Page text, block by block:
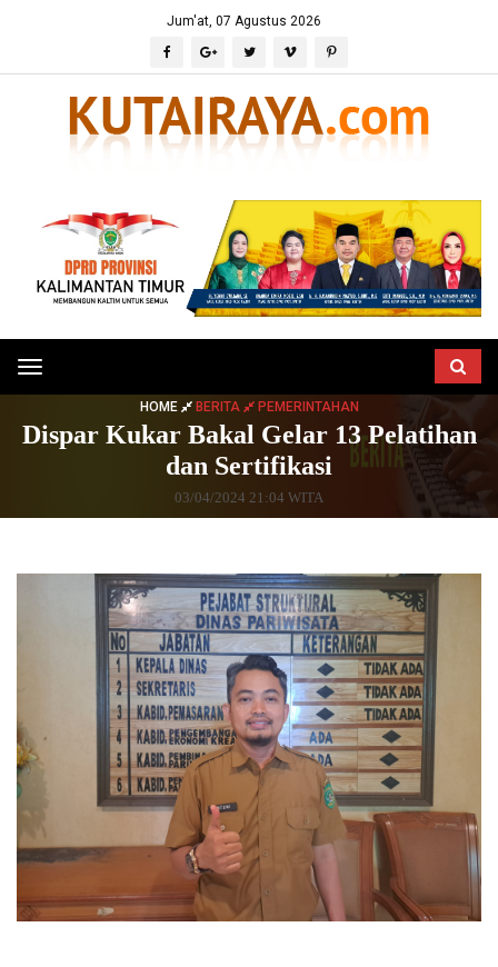
Jum'at, 07 Agustus 2026
Toggle
navigation
HOME BERITA PEMERINTAHAN
Dispar Kukar Bakal Gelar 13 Pelatihan
dan Sertifikasi
03/04/2024 21:04 WITA